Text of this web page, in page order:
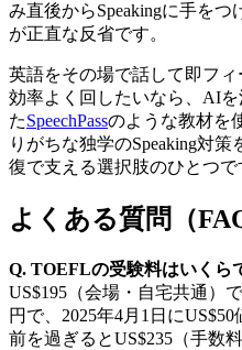
み直後からSpeakingに手を
が正直な反省です。
英語をその場で話して即フ
効率よく回したいなら、AIを
たSpeechPassのような教材を
りがちな独学のSpeaking対
復で支える選択肢のひとつで
よくある質問（
Q. TOEFLの受験料はいくら
US$195（会場・自宅共通）
円で、2025年4月1日に
前を過ぎるとUS$235（手数